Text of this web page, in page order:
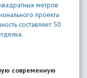
метров
проекта
составляет 50
современную